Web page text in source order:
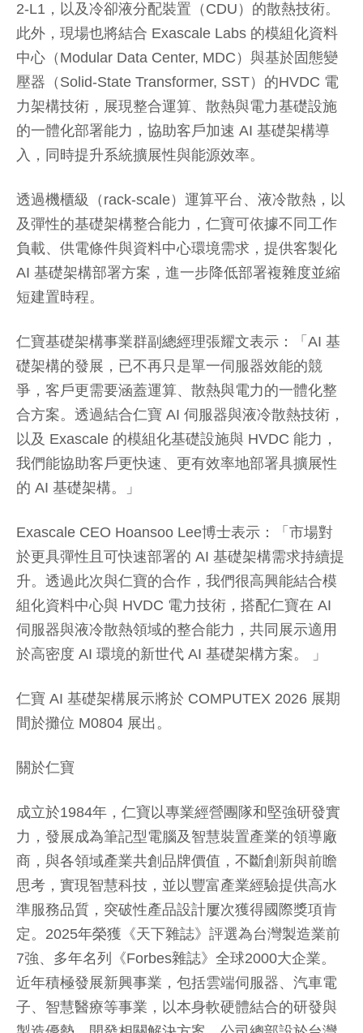
2-L1，以及冷卻液分配裝置（CDU）的散熱技術。
此外，現場也將結合 Exascale Labs 的模組化資料
中心（Modular Data Center, MDC）與基於固態變
壓器（Solid-State Transformer, SST）的HVDC 電
力架構技術，展現整合運算、散熱與電力基礎設施
的一體化部署能力，協助客戶加速 AI 基礎架構導
入，同時提升系統擴展性與能源效率。
透過機櫃級（rack-scale）運算平台、液冷散熱，以
及彈性的基礎架構整合能力，仁寶可依據不同工作
負載、供電條件與資料中心環境需求，提供客製化
AI 基礎架構部署方案，進一步降低部署複雜度並縮
短建置時程。
仁寶基礎架構事業群副總經理張耀文表示：「AI 基
礎架構的發展，已不再只是單一伺服器效能的競
爭，客戶更需要涵蓋運算、散熱與電力的一體化整
合方案。透過結合仁寶 AI 伺服器與液冷散熱技術，
以及 Exascale 的模組化基礎設施與 HVDC 能力，
我們能協助客戶更快速、更有效率地部署具擴展性
的 AI 基礎架構。」
Exascale CEO Hoansoo Lee博士表示：「市場對
於更具彈性且可快速部署的 AI 基礎架構需求持續提
升。透過此次與仁寶的合作，我們很高興能結合模
組化資料中心與 HVDC 電力技術，搭配仁寶在 AI
伺服器與液冷散熱領域的整合能力，共同展示適用
於高密度 AI 環境的新世代 AI 基礎架構方案。 」
仁寶 AI 基礎架構展示將於 COMPUTEX 2026 展期
間於攤位 M0804 展出。
關於仁寶
成立於1984年，仁寶以專業經營團隊和堅強研發實
力，發展成為筆記型電腦及智慧裝置產業的領導廠
商，與各領域產業共創品牌價值，不斷創新與前瞻
思考，實現智慧科技，並以豐富產業經驗提供高水
準服務品質，突破性產品設計屢次獲得國際獎項肯
定。2025年榮獲《天下雜誌》評選為台灣製造業前
7強、多年名列《Forbes雜誌》全球2000大企業。
近年積極發展新興事業，包括雲端伺服器、汽車電
子、智慧醫療等事業，以本身軟硬體結合的研發與